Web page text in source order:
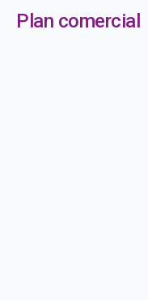
Plan comercial